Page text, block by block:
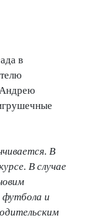
в
В
В случае
футбола и